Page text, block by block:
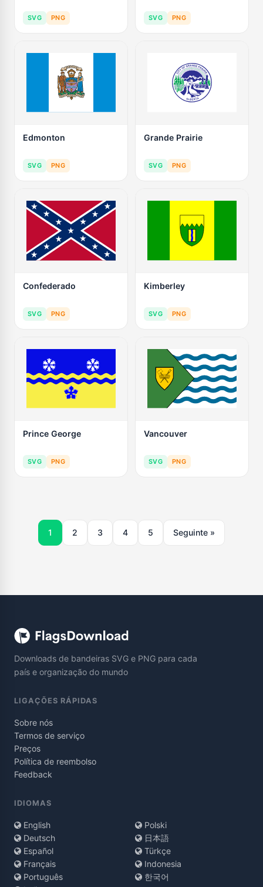
SVG PNG SVG PNG
Edmonton
SVG PNG
Grande Prairie
SVG PNG
Confederado
SVG PNG
Kimberley
SVG PNG
Prince George
SVG PNG
Vancouver
SVG PNG
1 2 3 4 5 Seguinte »
Downloads de bandeiras SVG e PNG para cada
país e organização do mundo
LIGAÇÕES RÁPIDAS
Sobre nós
Termos de serviço
Preços
Política de reembolso
Feedback
IDIOMAS
English
Deutsch
Español
Français
Português
Polski
日本語
Türkçe
Indonesia
한국어